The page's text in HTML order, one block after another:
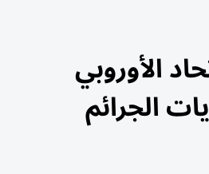
الأوروبي
الجرائم